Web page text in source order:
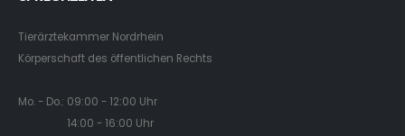
Tierärztekammer Nordrhein
Körperschaft des öffentlichen Rechts
Mo. - Do.: 09:00 - 12:00 Uhr
14:00 - 16:00 Uhr